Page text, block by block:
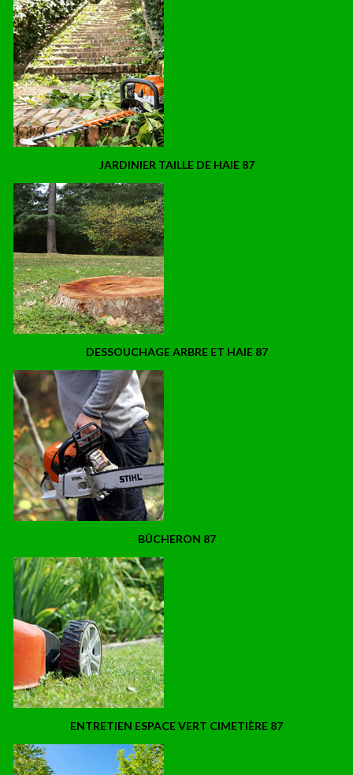
JARDINIER TAILLE DE HAIE 87
DESSOUCHAGE ARBRE ET HAIE 87
BÛCHERON 87
ENTRETIEN ESPACE VERT CIMETIÈRE 87